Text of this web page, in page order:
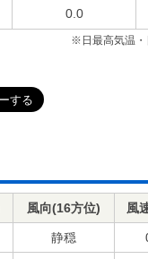
0.0
※日最高気温・
風向(16方位) 風
静穏